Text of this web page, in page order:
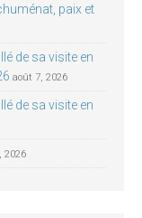
paix et
de sa visite en
août 7, 2026
de sa visite en
2026